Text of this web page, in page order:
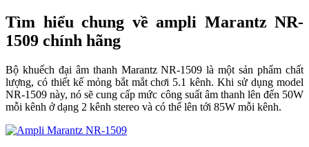
Tìm hiểu chung về ampli Marantz NR-
1509 chính hãng
Bộ khuếch đại âm thanh Marantz NR-1509 là một sản phẩm chất
lượng, có thiết kế mỏng bắt mắt chơi 5.1 kênh. Khi sử dụng model
NR-1509 này, nó sẽ cung cấp mức công suất âm thanh lên đến 50W
mỗi kênh ở dạng 2 kênh stereo và có thể lên tới 85W mỗi kênh.